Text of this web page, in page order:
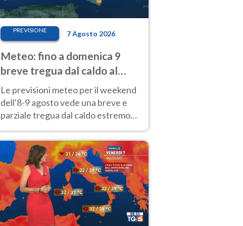
PREVISIONE 7 Agosto 2026
Meteo: fino a domenica 9
breve tregua dal caldo al
Nord! Altrove calura e afa
Le previsioni meteo per il weekend
dell'8-9 agosto vede una breve e
parziale tregua dal caldo estremo
40 gradi.